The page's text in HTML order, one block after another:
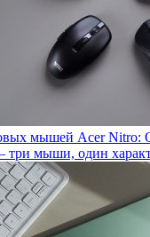
мышей Acer Nitro:
три мыши, один